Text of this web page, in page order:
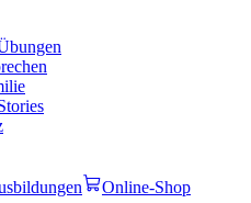
Online-Shop